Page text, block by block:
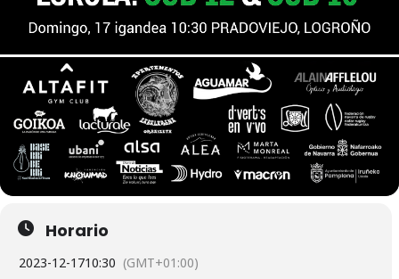
Horario
2023-12-1710:30 (GMT+01:00)